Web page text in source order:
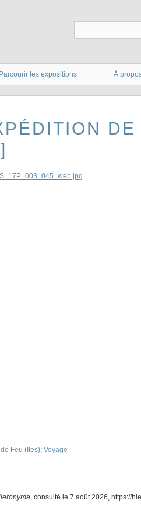
Parcourir les expositions À
Feu (Iles); Voyage
, consulté le 7 août 2026, https://